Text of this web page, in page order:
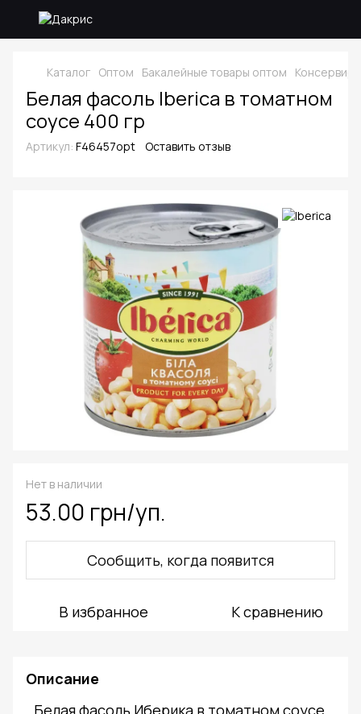
Каталог Оптом Бакалейные товары оптом
Белая фасоль Iberica в томатном
соусе 400 гр
Артикул: F46457opt Оставить отзыв
Нет в наличии
53.00 грн/уп.
Сообщить, когда появится
В избранное К сравнению
Описание
Белая фасоль Иберика в томатном соусе,